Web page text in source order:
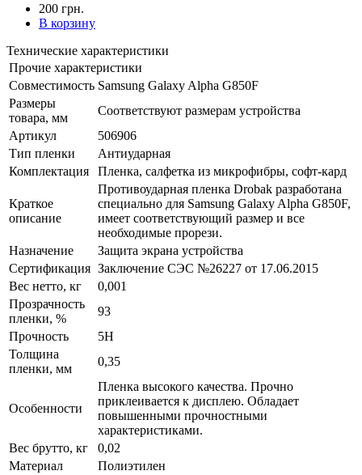
200 грн.
В корзину
Технические характеристики
Прочие характеристики
Совместимость Samsung Galaxy Alpha G850F
Размеры
товара, мм
Соответствуют размерам устройства
Артикул
506906
Тип пленки
Антиударная
Комплектация
Пленка, салфетка из микрофибры, софт-кард
Краткое
описание
Противоударная пленка Drobak разработана
специально для Samsung Galaxy Alpha G850F,
имеет соответствующий размер и все
необходимые прорези.
Назначение
Защита экрана устройства
Сертификация Заключение СЭС №26227 от 17.06.2015
Вес нетто, кг
0,001
Прозрачность
пленки, %
93
Прочность
5H
Толщина
пленки, мм
0,35
Особенности
Пленка высокого качества. Прочно
приклеивается к дисплею. Обладает
повышенными прочностными
характеристиками.
Вес брутто, кг
0,02
Материал
Полиэтилен